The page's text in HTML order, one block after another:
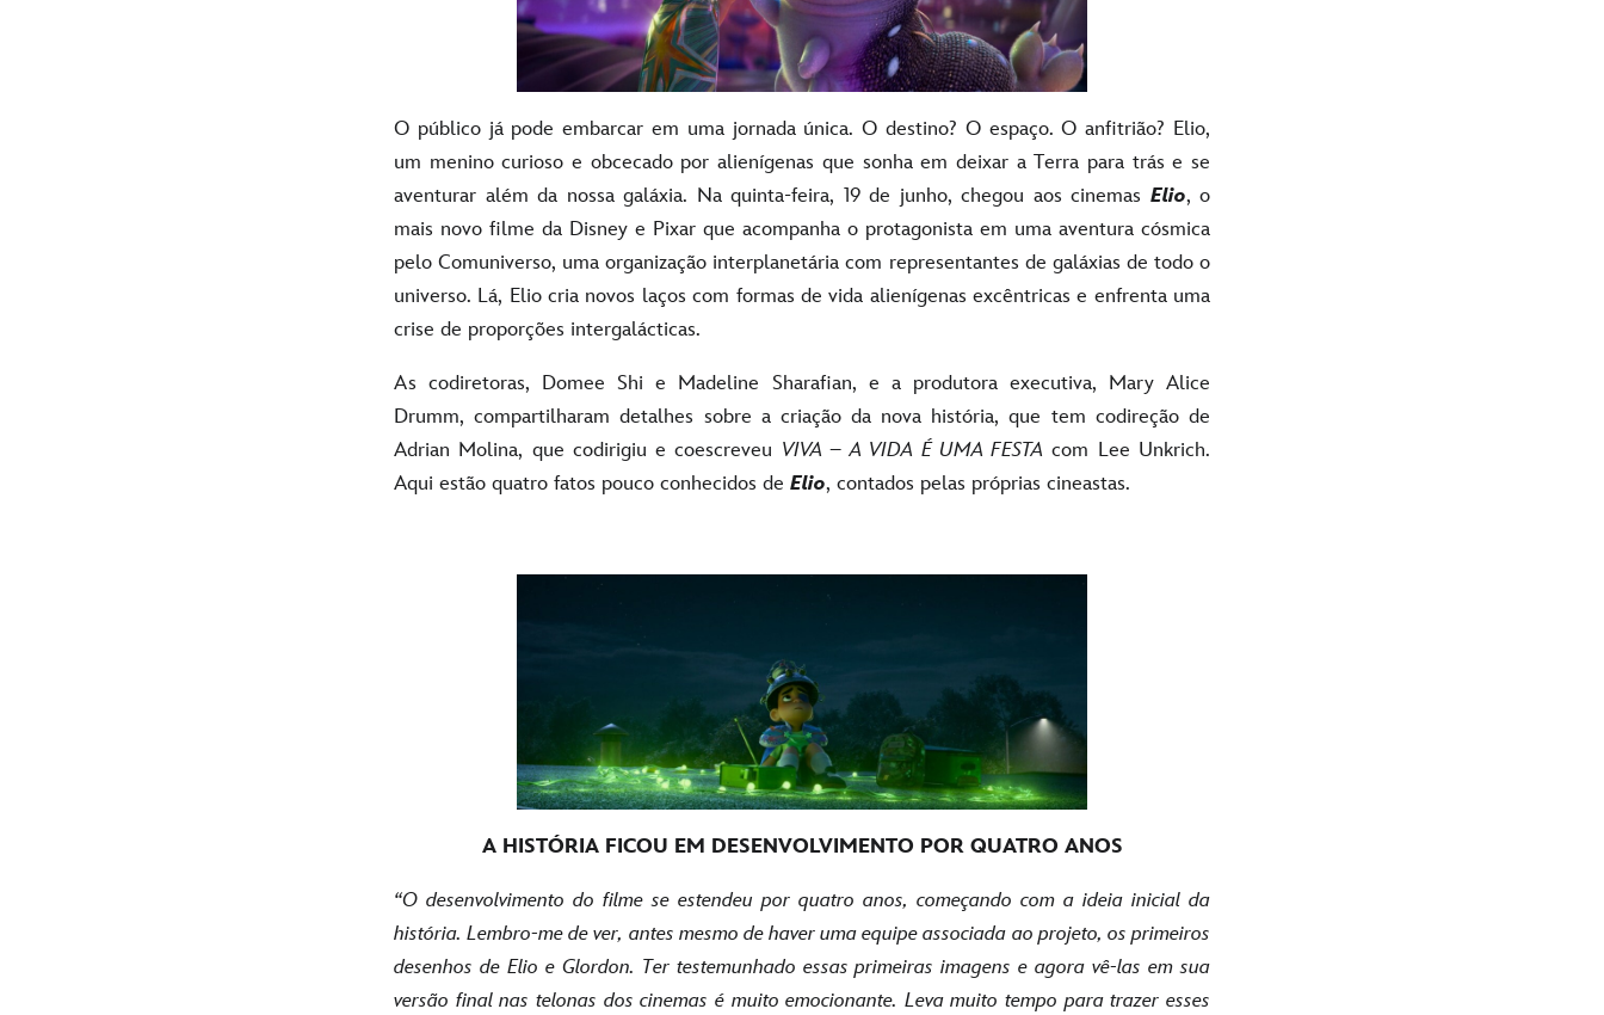
O público já pode embarcar em uma jornada única. O destino? O espaço. O anfitrião? Elio,
um menino curioso e obcecado por alienígenas que sonha em deixar a Terra para trás e se
aventurar além da nossa galáxia. Na quinta-feira, 19 de junho, chegou aos cinemas Elio, o
mais novo filme da Disney e Pixar que acompanha o protagonista em uma aventura cósmica
pelo Comuniverso, uma organização interplanetária com representantes de galáxias de todo o
universo. Lá, Elio cria novos laços com formas de vida alienígenas excêntricas e enfrenta uma
crise de proporções intergalácticas.
As codiretoras, Domee Shi e Madeline Sharafian, e a produtora executiva, Mary Alice
Drumm, compartilharam detalhes sobre a criação da nova história, que tem codireção de
Adrian Molina, que codirigiu e coescreveu VIVA – A VIDA É UMA FESTA com Lee Unkrich.
Aqui estão quatro fatos pouco conhecidos de Elio, contados pelas próprias cineastas.
A HISTÓRIA FICOU EM DESENVOLVIMENTO POR QUATRO ANOS
“O desenvolvimento do filme se estendeu por quatro anos, começando com a ideia inicial da
história. Lembro-me de ver, antes mesmo de haver uma equipe associada ao projeto, os primeiros
desenhos de Elio e Glordon. Ter testemunhado essas primeiras imagens e agora vê-las em sua
versão final nas telonas dos cinemas é muito emocionante. Leva muito tempo para trazer esses